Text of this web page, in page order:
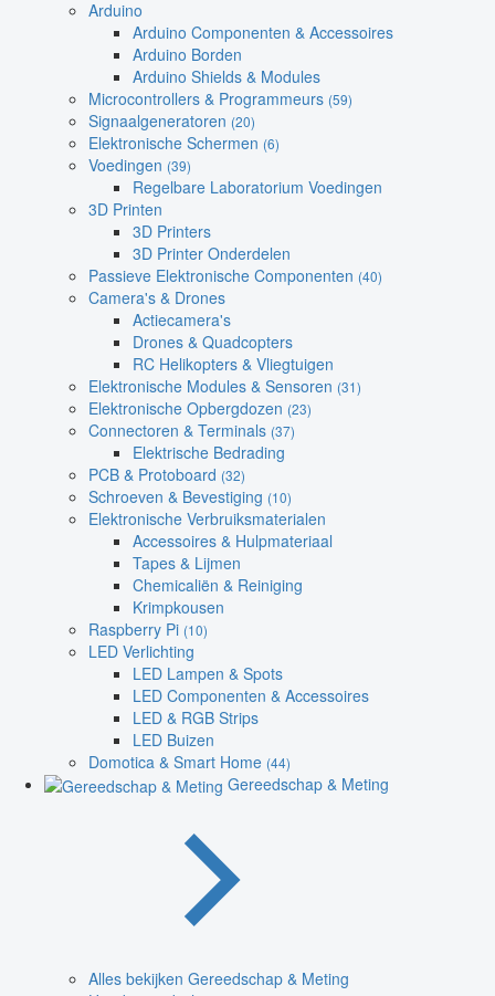
Arduino
Arduino Componenten & Accessoires
Arduino Borden
Arduino Shields & Modules
Microcontrollers & Programmeurs (59)
Signaalgeneratoren (20)
Elektronische Schermen (6)
Voedingen (39)
Regelbare Laboratorium Voedingen
3D Printen
3D Printers
3D Printer Onderdelen
Passieve Elektronische Componenten (40)
Camera's & Drones
Actiecamera's
Drones & Quadcopters
RC Helikopters & Vliegtuigen
Elektronische Modules & Sensoren (31)
Elektronische Opbergdozen (23)
Connectoren & Terminals (37)
Elektrische Bedrading
PCB & Protoboard (32)
Schroeven & Bevestiging (10)
Elektronische Verbruiksmaterialen
Accessoires & Hulpmateriaal
Tapes & Lijmen
Chemicaliën & Reiniging
Krimpkousen
Raspberry Pi (10)
LED Verlichting
LED Lampen & Spots
LED Componenten & Accessoires
LED & RGB Strips
LED Buizen
Domotica & Smart Home (44)
Gereedschap & Meting
Alles bekijken Gereedschap & Meting